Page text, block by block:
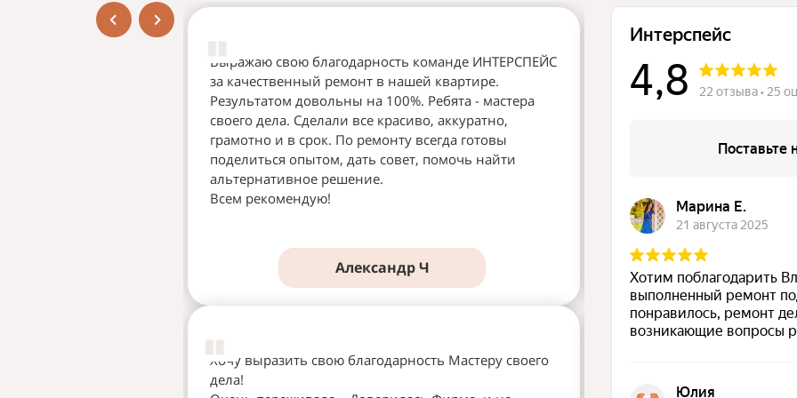
Выражаю свою благодарность команде ИНТЕРСПЕЙС
за качественный ремонт в нашей квартире.
Результатом довольны на 100%. Ребята - мастера
своего дела. Сделали все красиво, аккуратно,
грамотно и в срок. По ремонту всегда готовы
поделиться опытом, дать совет, помочь найти
альтернативное решение.
Всем рекомендую!
Александр Ч
Хочу выразить свою благодарность Мастеру своего
дела!
Здравствуйте всем, кто
компании на ремонт и
деньги. Мы обладатели
давала гарантии на свои
проделанные ею, были
Подробнее